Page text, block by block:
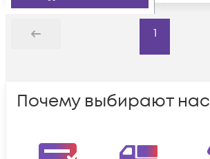
Назад
1
Почему выбирают нас